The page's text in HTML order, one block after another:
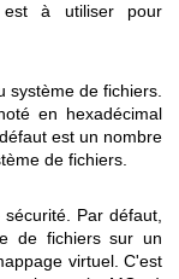
à utiliser pour
système de fichiers.
en hexadécimal
est un nombre
de fichiers.
Par défaut,
de fichiers sur un
virtuel. C'est